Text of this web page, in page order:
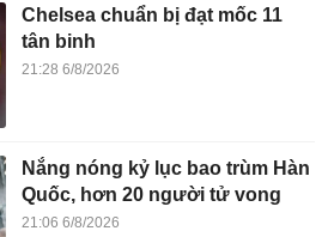
Chelsea chuẩn bị đạt mốc 11
tân binh
21:28 6/8/2026
Nắng nóng kỷ lục bao trùm Hàn
Quốc, hơn 20 người tử vong
21:06 6/8/2026